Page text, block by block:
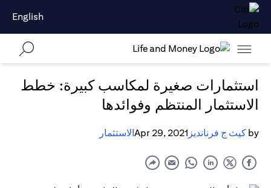
English
استثمارات صغيرة لمكاسب كبيرة: خطط
الاستثمار المنتظم وفوائدها
by كيث ج فرنانديز Apr 29, 2021الاستثمار